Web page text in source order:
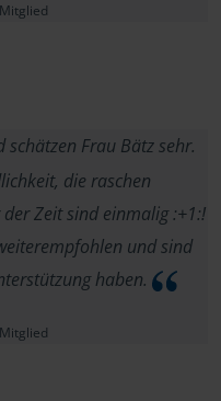
Frau Bätz sehr.
die raschen
Zeit sind einmalig :+1:!
und sind
haben.